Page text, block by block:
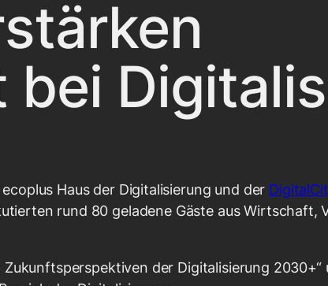
Haus der Digitalisierung und der
rund 80 geladene Gäste aus Wirtschaft,
der Digitalisierung